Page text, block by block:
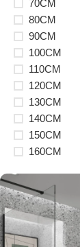
70CM
80CM
90CM
100CM
110CM
120CM
130CM
140CM
150CM
160CM